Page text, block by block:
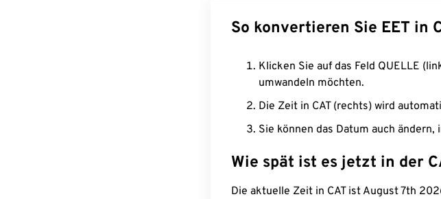
So konvertieren Sie EET in
Klicken Sie auf das Feld QUELLE
umwandeln möchten.
Die Zeit in CAT (rechts) wird
Sie können das Datum auch
Wie spät ist es jetzt in der
Die aktuelle Zeit in CAT ist August 7th